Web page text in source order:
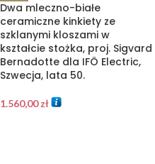
Dwa mleczno-białe
ceramiczne kinkiety ze
szklanymi kloszami w
kształcie stożka, proj. Sigvard
Bernadotte dla IFÖ Electric,
Szwecja, lata 50.
1.560,00zł